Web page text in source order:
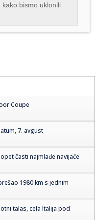
kako bismo uklonili
Coupe
7. avgust
časti najmlađe navijače
1980 km s jednim
talas, cela Italija pod